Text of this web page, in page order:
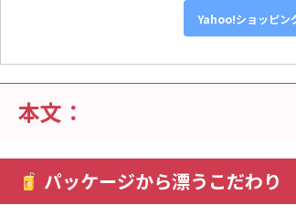
Yahoo!ショッピン
本文：
パッケージから漂うこだわり